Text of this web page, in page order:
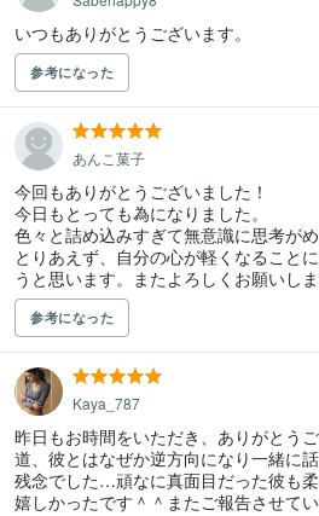
いつもありがとうございます。
参考になった
あんこ菓子
今回もありがとうございました！
今日もとっても為になりました。
色々と詰め込みすぎて無意識に思考が
とりあえず、自分の心が軽くなること
うと思います。またよろしくお願いしま
参考になった
Kaya_787
昨日もお時間をいただき、ありがとう
道、彼とはなぜか逆方向になり一緒に
残念でした…頑なに真面目だった彼も
嬉しかったです＾＾またご報告させて